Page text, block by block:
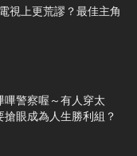
視上更荒謬？最佳主角
嗶警察喔～有人穿太
搶眼成為人生勝利組？